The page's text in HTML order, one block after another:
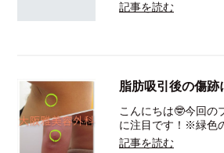
記事を読む
脂肪吸引後の傷
こんにちは🤓今回の
に注目です！※緑色
記事を読む